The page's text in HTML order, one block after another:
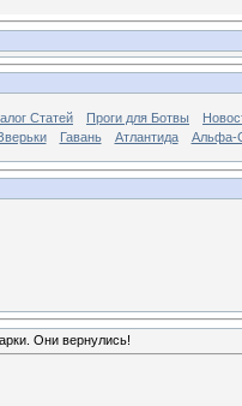
Статей Проги для Ботвы
Гавань Атлантида Альфа-
Они вернулись!